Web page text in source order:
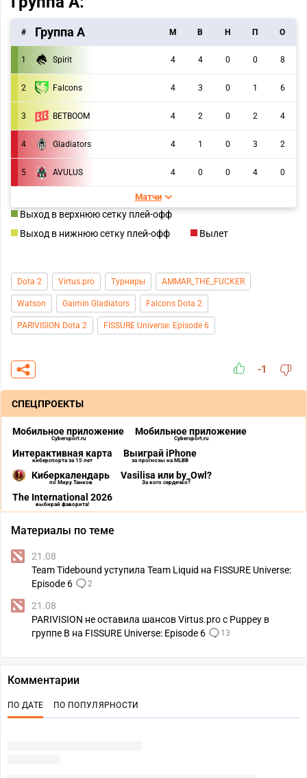
# Группа А M В Н П О
1 Spirit 4 4 0 0 8
2 Falcons 4 3 0 1 6
3 BETBOOM 4 2 0 2 4
4 Gladiators 4 1 0 3 2
5 AVULUS 4 0 0 4 0
Матчи
Выход в верхнюю сетку плей-офф
Выход в нижнюю сетку плей-офф
Вылет
Dota 2 Virtus.pro Турниры AMMAR_THE_FUCKER
Watson Gaimin Gladiators Falcons Dota 2
PARIVISION Dota 2 FISSURE Universe: Episode 6
-1
СПЕЦПРОЕКТЫ
Мобильное приложение
Cybersport.ru
Мобильное приложение
Cybersport.ru
Интерактивная карта
киберспорта за 15 лет
Выиграй iPhone
за прогнозы на MLBB
Киберкалендарь
по Миру Танков
Vasilisa или by_Owl?
За кого сердечко?
The International 2026
выбирай фаворита!
Материалы по теме
21.08
Team Tidebound уступила Team Liquid на FISSURE Universe:
Episode 6
2
21.08
PARIVISION не оставила шансов Virtus.pro с Puppey в
группе B на FISSURE Universe: Episode 6
13
Комментарии
ПО ДАТЕ ПО ПОПУЛЯРНОСТИ